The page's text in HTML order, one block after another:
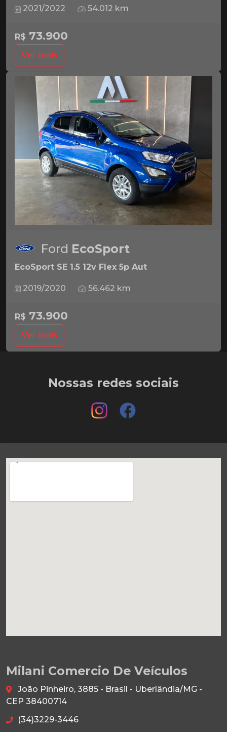
2021/2022 54.012 km
R$ 73.900
Ver mais
Ford EcoSport
EcoSport SE 1.5 12v Flex 5p Aut
2019/2020 56.462 km
R$ 73.900
Ver mais
Nossas redes sociais
Milani Comercio De Veículos
João Pinheiro, 3885 - Brasil - Uberlândia/MG -
CEP 38400714
(34)3229-3446